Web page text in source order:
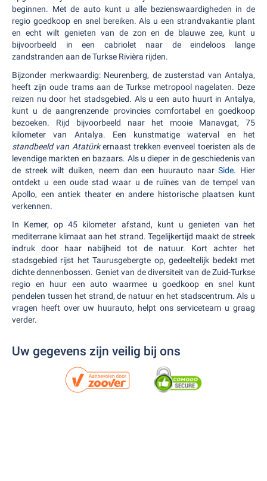
beginnen. Met de auto kunt u alle bezienswaardigheden in de
regio goedkoop en snel bereiken. Als u een strandvakantie plant
en echt wilt genieten van de zon en de blauwe zee, kunt u
bijvoorbeeld in een cabriolet naar de eindeloos lange
zandstranden aan de Turkse Rivièra rijden.
Bijzonder merkwaardig: Neurenberg, de zusterstad van Antalya,
heeft zijn oude trams aan de Turkse metropool nagelaten. Deze
reizen nu door het stadsgebied. Als u een auto huurt in Antalya,
kunt u de aangrenzende provincies comfortabel en goedkoop
bezoeken. Rijd bijvoorbeeld naar het mooie Manavgat, 75
kilometer van Antalya. Een kunstmatige waterval en het
standbeeld van Atatürkernaast trekken evenveel toeristen als de
levendige markten en bazaars. Als u dieper in de geschiedenis van
de streek wilt duiken, neem dan een huurauto naarSide. Hier
ontdekt u een oude stad waar u de ruïnes van de tempel van
Apollo, een antiek theater en andere historische plaatsen kunt
verkennen.
In Kemer, op 45 kilometer afstand, kunt u genieten van het
mediterrane klimaat aan het strand. Tegelijkertijd maakt de streek
indruk door haar nabijheid tot de natuur. Kort achter het
stadsgebied rijst het Taurusgebergte op, gedeeltelijk bedekt met
dichte dennenbossen. Geniet van de diversiteit van de Zuid-Turkse
regio en huur een auto waarmee u goedkoop en snel kunt
pendelen tussen het strand, de natuur en het stadscentrum. Als u
vragen heeft over uw huurauto, helpt ons serviceteam u graag
verder.
Uw gegevens zijn veilig bij ons